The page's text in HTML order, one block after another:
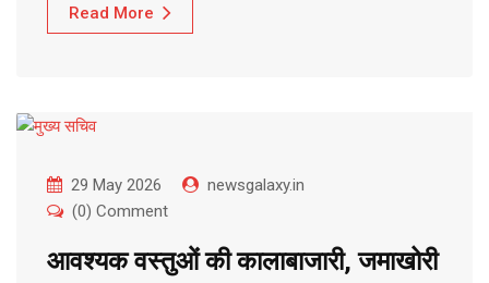
Read More
29 May 2026
newsgalaxy.in
(0) Comment
आवश्यक वस्तुओं की कालाबाजारी, जमाखोरी